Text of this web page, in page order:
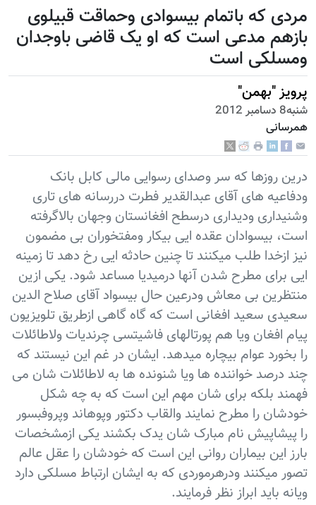
مردی که باتمام بیسوادی وحماقت قبیلوی
بازهم مدعی است که او یک قاضی باوجدان
ومسلکی است
پرویز "بهمن"
شنبه8 دسامبر 2012
همرسانی
درین روزها که سر وصدای رسوایی مالی کابل بانک
ودفاعیه های آقای عبدالقدیر فطرت دررسانه های تاری
وشنیداری ودیداری درسطح افغانستان وجهان بالاگرفته
است، بیسوادان عقده ایی بیکار ومفتخوران بی مضمون
نیز ازخدا طلب میکنند تا چنین حادثه ایی رخ دهد تا زمینه
ایی برای مطرح شدن آنها درمیدیا مساعد شود. یکی ازین
منتظرین بی معاش ودرعین حال بیسواد آقای صلاح الدین
سعیدی سعید افغانی است که گاه گاهی ازطریق تلویزیون
پیام افغان ویا هم پورتالهای فاشیتسی چرندیات ولاطائلات
را بخورد عوام بیچاره میدهد. ایشان در غم این نیستند که
چند درصد خواننده ها ویا شنونده ها به لاطائلات شان می
فهمند بلکه برای شان مهم این است که به چه شکل
خودشان را مطرح نمایند والقاب دکتور وپوهاند وپروفبسور
را پیشاپیش نام مبارک شان یدک بکشند یکی ازمشخصات
بارز این بیماران روانی این است که خودشان را عقل عالم
تصور میکنند ودرهرموردی که به ایشان ارتباط مسلکی دارد
ویانه باید ابراز نظر فرمایند.